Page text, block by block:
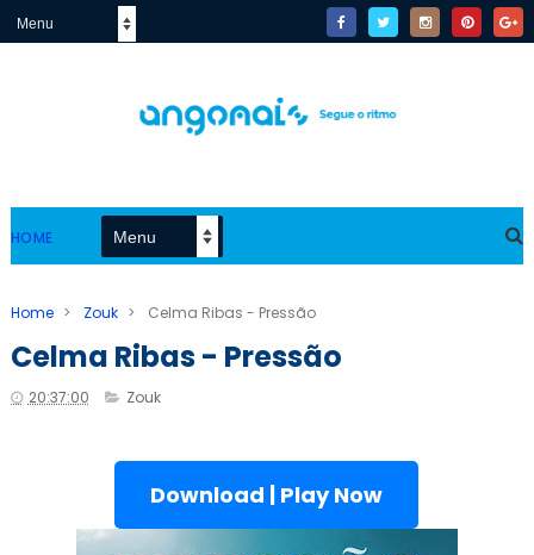
HOME
Home > Zouk > Celma Ribas - Pressão
Celma Ribas - Pressão
20:37:00 Zouk
Download | Play Now